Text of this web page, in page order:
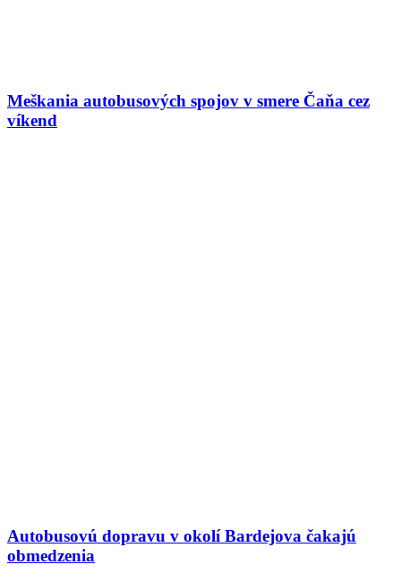
Meškania autobusových spojov v smere Čaňa cez
víkend
Autobusovú dopravu v okolí Bardejova čakajú
obmedzenia